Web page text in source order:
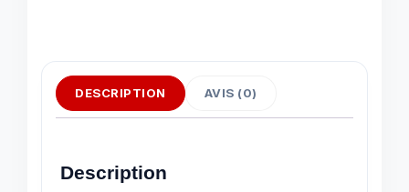
DESCRIPTION AVIS (0)
Description